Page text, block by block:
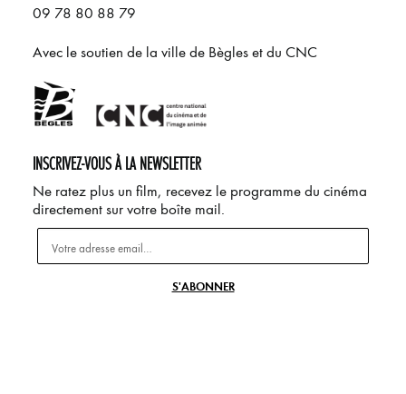
09 78 80 88 79
Avec le soutien de la ville de Bègles et du CNC
INSCRIVEZ-VOUS À LA NEWSLETTER
Ne ratez plus un film, recevez le programme du cinéma
directement sur votre boîte mail.